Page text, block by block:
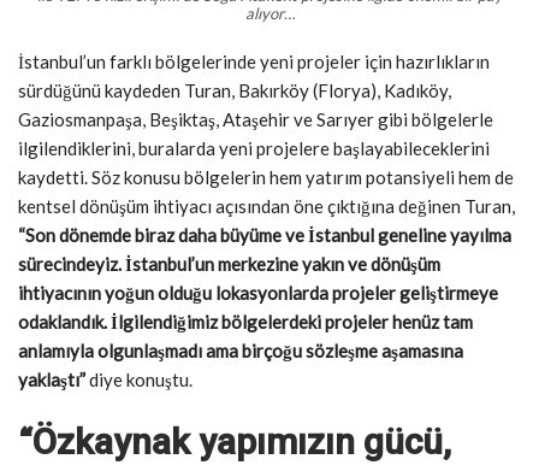
alıyor…
İstanbul’un farklı bölgelerinde yeni projeler için hazırlıkların
sürdüğünü kaydeden Turan, Bakırköy (Florya), Kadıköy,
Gaziosmanpaşa, Beşiktaş, Ataşehir ve Sarıyer gibi bölgelerle
ilgilendiklerini, buralarda yeni projelere başlayabileceklerini
kaydetti. Söz konusu bölgelerin hem yatırım potansiyeli hem de
kentsel dönüşüm ihtiyacı açısından öne çıktığına değinen Turan,
“Son dönemde biraz daha büyüme ve İstanbul geneline yayılma
sürecindeyiz. İstanbul’un merkezine yakın ve dönüşüm
ihtiyacının yoğun olduğu lokasyonlarda projeler geliştirmeye
odaklandık. İlgilendiğimiz bölgelerdeki projeler henüz tam
anlamıyla olgunlaşmadı ama birçoğu sözleşme aşamasına
yaklaştı”diye konuştu.
“Özkaynak yapımızın gücü,